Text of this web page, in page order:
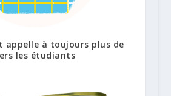
appelle à toujours plus de
les étudiants